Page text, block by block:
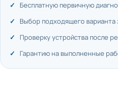
Бесплатную первичную
Выбор подходящего варианта
Проверку устройства после
Гарантию на выполненные